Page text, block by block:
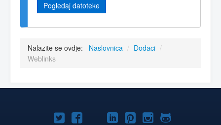
Pogledaj datoteke
Nalazite se ovdje: Naslovnica / Dodaci /
Weblinks
Joomla!Joomla!Joomla!
Joomla!Joomla!
Joomla!Joomla!